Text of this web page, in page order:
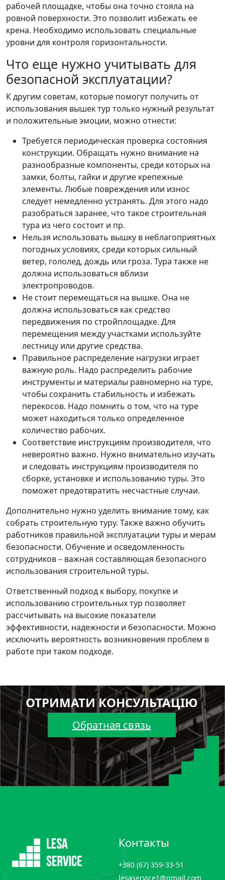
рабочей площадке, чтобы она точно стояла на
ровной поверхности. Это позволит избежать ее
крена. Необходимо использовать специальные
уровни для контроля горизонтальности.
Что еще нужно учитывать для
безопасной эксплуатации?
К другим советам, которые помогут получить от
использования вышек тур только нужный результат
и положительные эмоции, можно отнести:
Требуется периодическая проверка состояния
конструкции. Обращать нужно внимание на
разнообразные компоненты, среди которых на
замки, болты, гайки и другие крепежные
элементы. Любые повреждения или износ
следует немедленно устранять. Для этого надо
разобраться заранее, что такое строительная
тура из чего состоит и пр.
Нельзя использовать вышку в неблагоприятных
погодных условиях, среди которых сильный
ветер, гололед, дождь или гроза. Тура также не
должна использоваться вблизи
электропроводов.
Не стоит перемещаться на вышке. Она не
должна использоваться как средство
передвижения по стройплощадке. Для
перемещения между участками используйте
лестницу или другие средства.
Правильное распределение нагрузки играет
важную роль. Надо распределить рабочие
инструменты и материалы равномерно на туре,
чтобы сохранить стабильность и избежать
перекосов. Надо помнить о том, что на туре
может находиться только определенное
количество рабочих.
Соответствие инструкциям производителя, что
невероятно важно. Нужно внимательно изучать
и следовать инструкциям производителя по
сборке, установке и использованию туры. Это
поможет предотвратить несчастные случаи.
Дополнительно нужно уделить внимание тому, как
собрать строительную туру. Также важно обучить
работников правильной эксплуатации туры и мерам
безопасности. Обучение и осведомленность
сотрудников – важная составляющая безопасного
использования строительной туры.
Ответственный подход к выбору, покупке и
использованию строительных тур позволяет
рассчитывать на высокие показатели
эффективности, надежности и безопасности. Можно
исключить вероятность возникновения проблем в
работе при таком подходе.
ОТРИМАТИ КОНСУЛЬТАЦІЮ
Обратная связь
Контакты
+380 (67) 359-33-51
lesaservice1@gmail.com